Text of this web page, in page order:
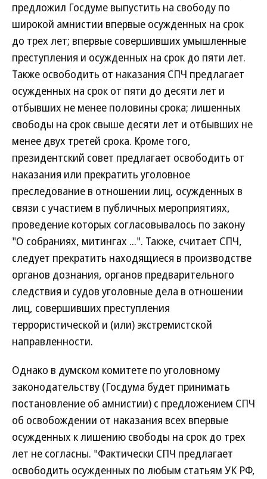
предложил Госдуме выпустить на свободу по
широкой амнистии впервые осужденных на срок
до трех лет; впервые совершивших умышленные
преступления и осужденных на срок до пяти лет.
Также освободить от наказания СПЧ предлагает
осужденных на срок от пяти до десяти лет и
отбывших не менее половины срока; лишенных
свободы на срок свыше десяти лет и отбывших не
менее двух третей срока. Кроме того,
президентский совет предлагает освободить от
наказания или прекратить уголовное
преследование в отношении лиц, осужденных в
связи с участием в публичных мероприятиях,
проведение которых согласовывалось по закону
"О собраниях, митингах ...". Также, считает СПЧ,
следует прекратить находящиеся в производстве
органов дознания, органов предварительного
следствия и судов уголовные дела в отношении
лиц, совершивших преступления
террористической и (или) экстремистской
направленности.
Однако в думском комитете по уголовному
законодательству (Госдума будет принимать
постановление об амнистии) с предложением СПЧ
об освобождении от наказания всех впервые
осужденных к лишению свободы на срок до трех
лет не согласны. "Фактически СПЧ предлагает
освободить осужденных по любым статьям УК РФ,